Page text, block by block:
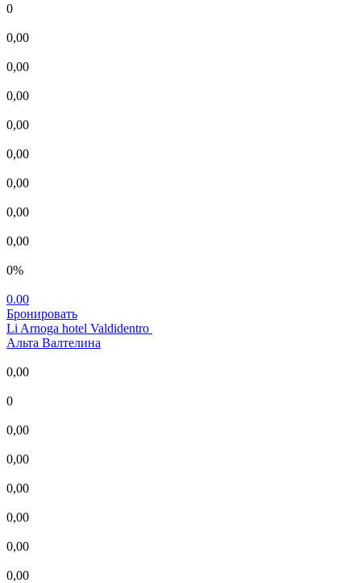
0
0,00
0,00
0,00
0,00
0,00
0,00
0,00
0,00
0%
0.00
Бронировать
Li Arnoga hotel Valdidentro
Альта Валтелина
0,00
0
0,00
0,00
0,00
0,00
0,00
0,00